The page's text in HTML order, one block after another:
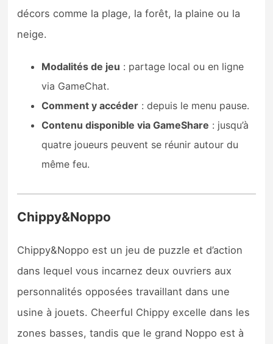
décors comme la plage, la forêt, la plaine ou la
neige.
Modalités de jeu : partage local ou en ligne
via GameChat.
Comment y accéder : depuis le menu pause.
Contenu disponible via GameShare : jusqu’à
quatre joueurs peuvent se réunir autour du
même feu.
Chippy&Noppo
Chippy&Noppo est un jeu de puzzle et d’action
dans lequel vous incarnez deux ouvriers aux
personnalités opposées travaillant dans une
usine à jouets. Cheerful Chippy excelle dans les
zones basses, tandis que le grand Noppo est à